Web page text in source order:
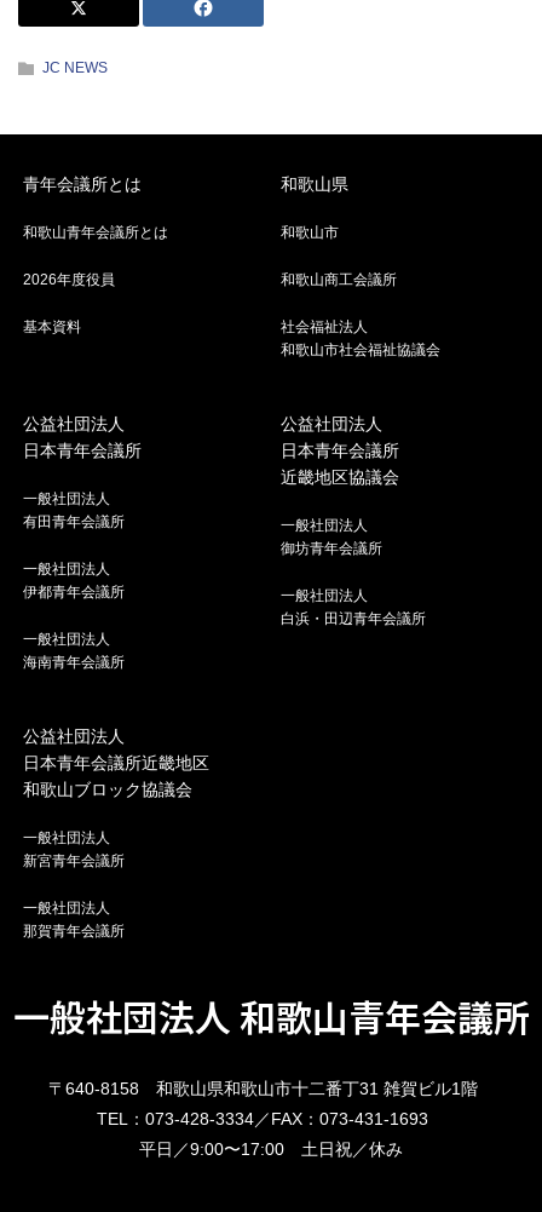
JC NEWS
青年会議所とは
和歌山青年会議所とは
2026年度役員
基本資料
和歌山県
和歌山市
和歌山商工会議所
社会福祉法人
和歌山市社会福祉協議会
公益社団法人
日本青年会議所
一般社団法人
有田青年会議所
一般社団法人
伊都青年会議所
一般社団法人
海南青年会議所
公益社団法人
日本青年会議所
近畿地区協議会
一般社団法人
御坊青年会議所
一般社団法人
白浜・田辺青年会議所
公益社団法人
日本青年会議所近畿地区
和歌山ブロック協議会
一般社団法人
新宮青年会議所
一般社団法人
那賀青年会議所
一般社団法人 和歌山青年会議所
〒640-8158 和歌山県和歌山市十二番丁31 雑賀ビル1階
TEL：073-428-3334／FAX：073-431-1693
平日／9:00〜17:00 土日祝／休み